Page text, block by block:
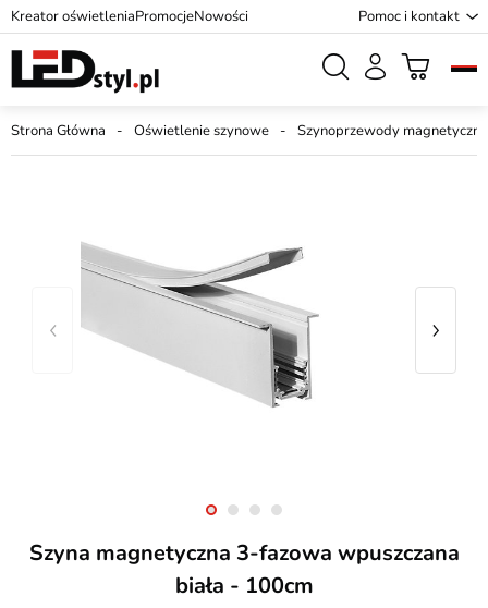
Kreator oświetleniaPromocjeNowości Pomoc i kontakt
Strona Główna Oświetlenie szynowe Szynoprzewody magnetyczne
Szyna magnetyczna 3-fazowa wpuszczana
biała - 100cm